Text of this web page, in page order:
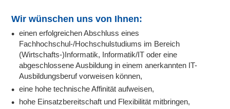
Wir wünschen uns von Ihnen:
einen erfolgreichen Abschluss eines
Fachhochschul-/Hochschulstudiums im Bereich
(Wirtschafts-)Informatik, Informatik/IT oder eine
abgeschlossene Ausbildung in einem anerkannten IT-
Ausbildungsberuf vorweisen können,
eine hohe technische Affinität aufweisen,
hohe Einsatzbereitschaft und Flexibilität mitbringen,